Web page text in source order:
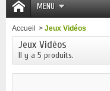
MENU
Accueil > Jeux Vidéos
Jeux Vidéos
Il y a 5 produits.